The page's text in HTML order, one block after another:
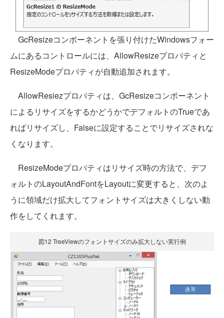
GcResizeコンポーネントを張り付けたWindowsフォー
ムにあるコントロールには、AllowResizeプロパティと
ResizeModeプロパティが自動追加されます。
AllowResiezプロパティは、GcResizeコンポーネント
によるリサイズをするかどうかでデフォルトのTrueであ
ればリサイズし、Falseに設定することでリサイズされな
くなります。
ResizeModeプロパティはリサイズ時の方法で、デフ
ォルトのLayoutAndFontをLayoutに変更すると、次のよ
うに領域だけ拡大してフォントサイズは大きくしない動
作をしてくれます。
図12 TreeViewのフォントサイズのみ拡大しない実行例